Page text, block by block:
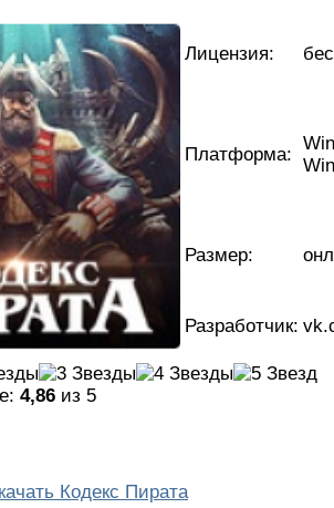
Лицензия:
Платформа:
Размер:
Разработчик:
4,86 из 5
Кодекс Пирата